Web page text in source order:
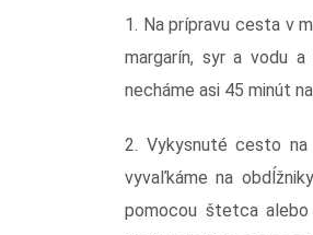
1. Na prípravu cesta v
margarín, syr a vodu a
necháme asi 45 minút
2. Vykysnuté cesto na
vyvaľkáme na
pomocou štetca alebo